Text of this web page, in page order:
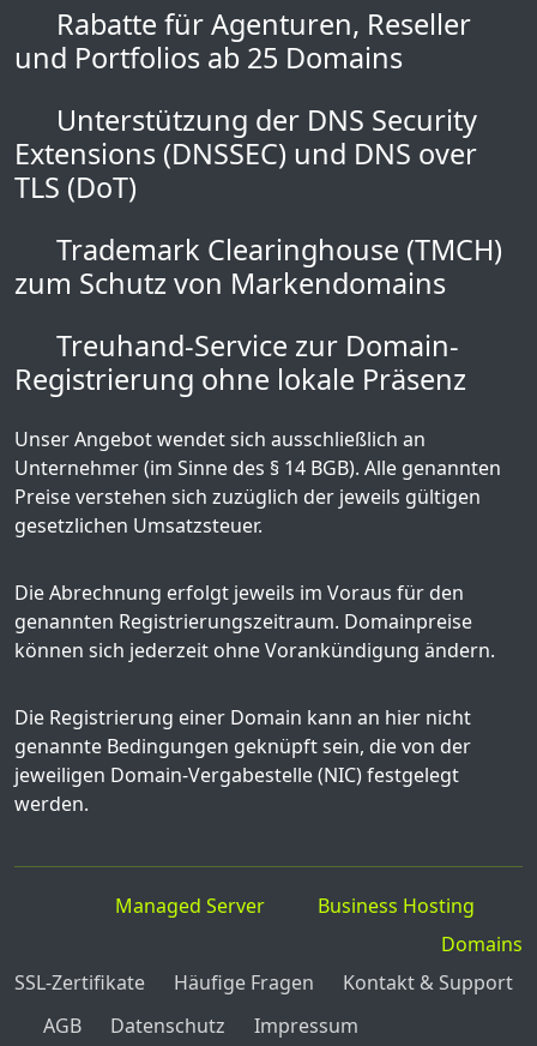
Rabatte für Agenturen, Reseller
und Portfolios ab 25 Domains
Unterstützung der DNS Security
Extensions (DNSSEC) und DNS over
TLS (DoT)
Trademark Clearinghouse (TMCH)
zum Schutz von Markendomains
Treuhand-Service zur Domain-
Registrierung ohne lokale Präsenz
Unser Angebot wendet sich ausschließlich an
Unternehmer (im Sinne des § 14 BGB). Alle genannten
Preise verstehen sich zuzüglich der jeweils gültigen
gesetzlichen Umsatzsteuer.
Die Abrechnung erfolgt jeweils im Voraus für den
genannten Registrierungszeitraum. Domainpreise
können sich jederzeit ohne Vorankündigung ändern.
Die Registrierung einer Domain kann an hier nicht
genannte Bedingungen geknüpft sein, die von der
jeweiligen Domain-Vergabestelle (NIC) festgelegt
werden.
Managed Server
Business Hosting
Domains
SSL-Zertifikate
Häufige Fragen
Kontakt & Support
AGB
Datenschutz Impressum